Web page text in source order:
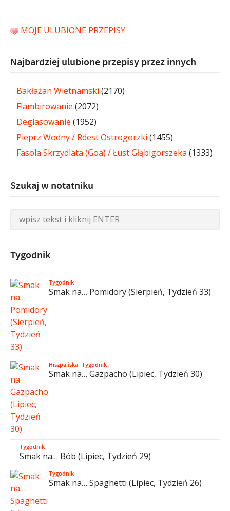
MOJE ULUBIONE PRZEPISY
Najbardziej ulubione przepisy przez innych
Bakłażan Wietnamski (2170)
Flambirowanie (2072)
Deglasowanie (1952)
Pieprz Wodny / Rdest Ostrogorzki (1455)
Fasola Skrzydlata (Goa) / Łust Głąbigorszeka (1333)
Szukaj w notatniku
Tygodnik
Tygodnik
Smak na… Pomidory (Sierpień, Tydzień 33)
Hiszpańska|Tygodnik
Smak na… Gazpacho (Lipiec, Tydzień 30)
Tygodnik
Smak na… Bób (Lipiec, Tydzień 29)
Tygodnik
Smak na… Spaghetti (Lipiec, Tydzień 26)